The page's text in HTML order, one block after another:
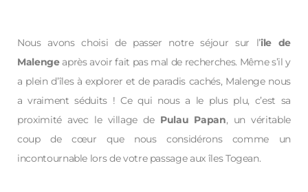
Nous avons choisi de passer notre séjour sur l’île de
Malengeaprès avoir fait pas mal de recherches. Même s’il y
a plein d’îles à explorer et de paradis cachés, Malenge nous
a vraiment séduits ! Ce qui nous a le plus plu, c’est sa
proximité avec le village de Pulau Papan, un véritable
coup de cœur que nous considérons comme un
incontournable lors de votre passage aux îles Togean.